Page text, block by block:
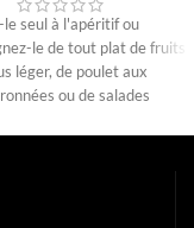
le seul à l'apéritif ou
le de tout plat de fruits
léger, de poulet aux
ou de salades